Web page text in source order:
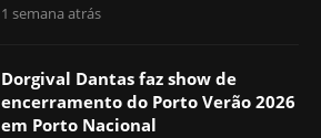
1 semana atrás
Dorgival Dantas faz show de
encerramento do Porto Verão 2026
em Porto Nacional